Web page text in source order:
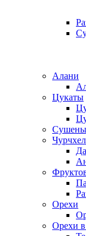
Алани
Цукаты
Орехи
Орехи